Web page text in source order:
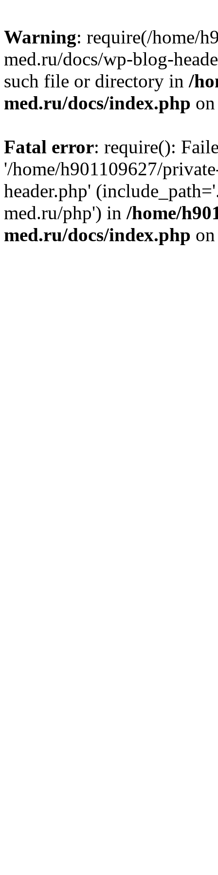
Warning: require(/home/
med.ru/docs/wp-blog-
such file or directory in /
med.ru/docs/index.php
Fatal error: require():
'/home/h901109627/
header.php'
med.ru/php') in /home/
med.ru/docs/index.php